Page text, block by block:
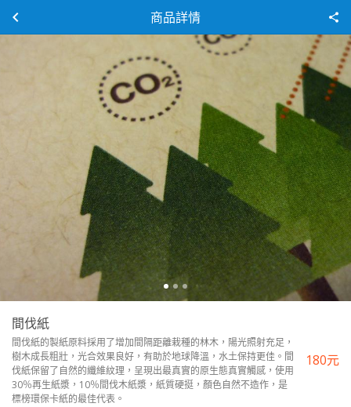
商品詳情
間伐紙
間伐紙的製紙原料採用了增加間隔距離栽種的林木，陽光照射充足，
樹木成長粗壯，光合效果良好，有助於地球降溫，水土保持更佳。間
伐紙保留了自然的纖維紋理，呈現出最真實的原生態真實觸感，使用
30％再生紙漿，10％間伐木紙漿，紙質硬挺，顏色自然不造作，是
標榜環保卡紙的最佳代表。
180元